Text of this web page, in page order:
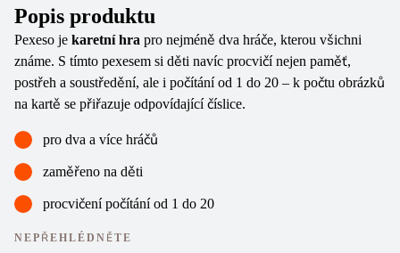
Popis produktu
Pexeso je karetní hra pro nejméně dva hráče, kterou všichni
známe. S tímto pexesem si děti navíc procvičí nejen paměť,
postřeh a soustředění, ale i počítání od 1 do 20 – k počtu obrázků
na kartě se přiřazuje odpovídající číslice.
pro dva a více hráčů
zaměřeno na děti
procvičení počítání od 1 do 20
NEPŘEHLÉDNĚTE